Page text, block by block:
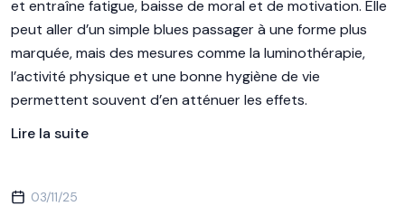
et entraîne fatigue, baisse de moral et de motivation. Elle
peut aller d’un simple blues passager à une forme plus
marquée, mais des mesures comme la luminothérapie,
l’activité physique et une bonne hygiène de vie
permettent souvent d’en atténuer les effets.
Lire la suite
03/11/25